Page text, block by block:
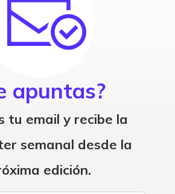
apuntas?
tu email y recibe la
semanal desde la
edición.